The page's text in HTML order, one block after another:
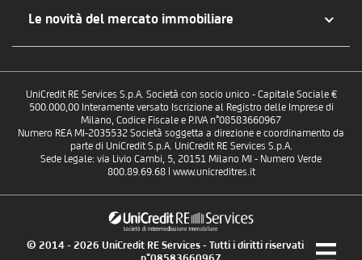
Le novità del mercato immobiliare
UniCredit RE Services S.p.A. Società con socio unico - Capitale Sociale €
500.000,00 Interamente versato Iscrizione al Registro delle Imprese di
Milano, Codice Fiscale e P.IVA n°08583660967
Numero REA MI-2035532 Società soggetta a direzione e coordinamento da
parte di UniCredit S.p.A. UniCredit RE Services S.p.A.
Sede Legale: via Livio Cambi, 5, 20151 Milano MI - Numero Verde
800.89.69.68 | www.unicreditres.it
© 2014 - 2026 UniCredit RE Services - Tutti i diritti riservati - P.IVA